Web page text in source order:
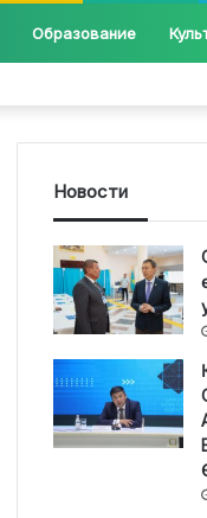
Образование
Новости